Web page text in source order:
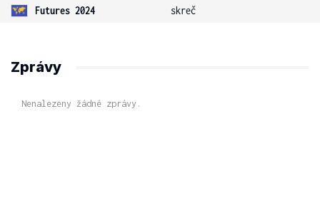
Futures 2024
skreč
Zprávy
Nenalezeny žádné zprávy.